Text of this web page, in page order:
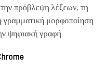
πρόβλεψη λέξεων, τη
γραμματική μορφοποίηση
ψηφιακή γραφή.